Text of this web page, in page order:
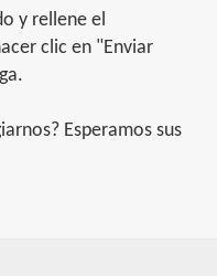
y rellene el
clic en "Enviar
Esperamos sus